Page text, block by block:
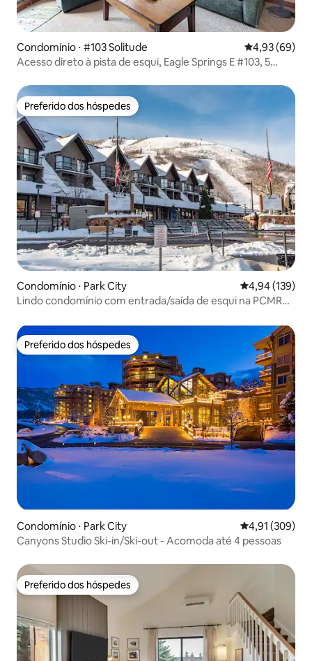
Condomínio ⋅ #103 Solitude 4,93 de uma
4,93 (69)
Acesso direto à pista de esqui, Eagle Springs E #103, 5
Preferido dos hóspedes
Preferido dos hóspedes
Condomínio ⋅ Park City 4,94 de uma
4,94 (139)
Lindo condomínio com entrada/saída de esqui na PCMR
Preferido dos hóspedes
Preferido dos hóspedes
Condomínio ⋅ Park City 4,91 de uma
4,91 (309)
Canyons Studio Ski-in/Ski-out - Acomoda até 4 pessoas
Preferido dos hóspedes
Preferido dos hóspedes